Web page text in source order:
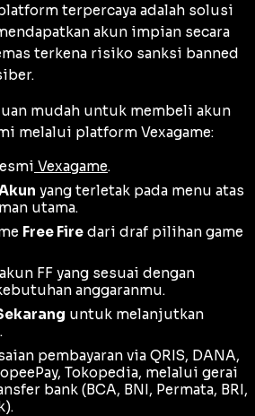
terpercaya adalah solusi
akun impian secara
terkena risiko sanksi banned
mudah untuk membeli akun
melalui platform Vexagame:
Vexagame.
yang terletak pada menu atas
utama.
Free Fire dari draf pilihan game
FF yang sesuai dengan
anggaranmu.
untuk melanjutkan
pembayaran via QRIS, DANA,
Tokopedia, melalui gerai
bank (BCA, BNI, Permata, BRI,